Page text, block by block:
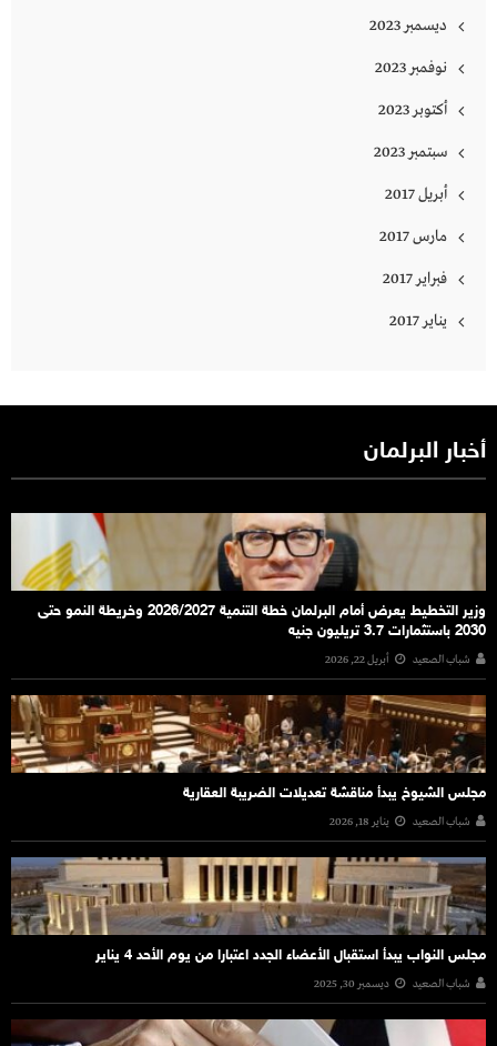
ديسمبر 2023
نوفمبر 2023
أكتوبر 2023
سبتمبر 2023
أبريل 2017
مارس 2017
فبراير 2017
يناير 2017
أخبار البرلمان
وزير التخطيط يعرض أمام البرلمان خطة التنمية 2026/2027 وخريطة النمو حتى
2030 باستثمارات 3.7 تريليون جنيه
شباب الصعيد أبريل 22, 2026
مجلس الشيوخ يبدأ مناقشة تعديلات الضريبة العقارية
شباب الصعيد يناير 18, 2026
مجلس النواب يبدأ استقبال الأعضاء الجدد اعتبارا من يوم الأحد 4 يناير
شباب الصعيد ديسمبر 30, 2025